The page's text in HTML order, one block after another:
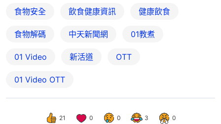
食物安全 飲食健康資訊 健康飲食
食物解碼 中天新聞網 01教煮
01 Video 新活道 OTT
01‌ ‌Video‌ ‌OTT
21 0 0 3 0